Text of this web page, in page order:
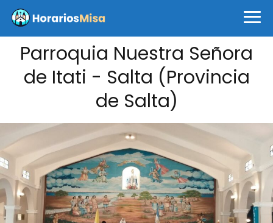
Parroquia Nuestra Señora
de Itati - Salta (Provincia
de Salta)